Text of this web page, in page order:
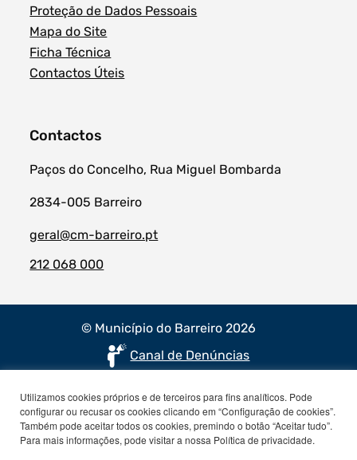
Proteção de Dados Pessoais
Mapa do Site
Ficha Técnica
Contactos Úteis
Contactos
Paços do Concelho, Rua Miguel Bombarda
2834-005 Barreiro
geral@cm-barreiro.pt
212 068 000
© Município do Barreiro 2026
Canal de Denúncias
Utilizamos cookies próprios e de terceiros para fins analíticos. Pode
configurar ou recusar os cookies clicando em “Configuração de cookies”.
Também pode aceitar todos os cookies, premindo o botão “Aceitar tudo”.
Para mais informações, pode visitar a nossa Política de privacidade.